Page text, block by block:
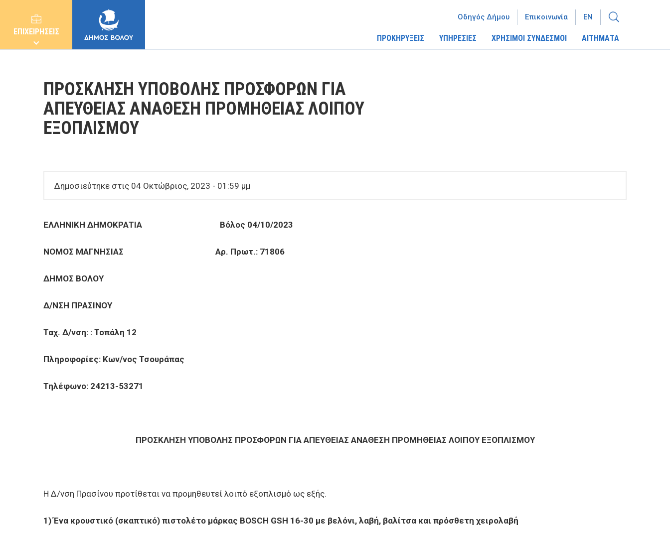
ΕΠΙΧΕΙΡΗΣΕΙΣ
ΕΠΙΧΕΙΡΗΣΕΙΣ
ΕΠΙΣΚΕΠΤΕΣ
ΠΡΟΚΗΡΥΞΕΙΣ ΥΠΗΡΕΣΙΕΣ ΧΡΗΣΙΜΟΙ ΣΥΝΔΕΣΜΟΙ ΑΙΤΗΜΑΤΑ
Οδηγός Δήμου Επικοινωνία EN
ΠΡΟΣΚΛΗΣΗ ΥΠΟΒΟΛΗΣ ΠΡΟΣΦΟΡΩΝ ΓΙΑ
ΑΠΕΥΘΕΙΑΣ ΑΝΑΘΕΣΗ ΠΡΟΜΗΘΕΙΑΣ ΛΟΙΠΟΥ
ΕΞΟΠΛΙΣΜΟΥ
Δημοσιεύτηκε στις 04 Οκτώβριος, 2023 - 01:59 μμ
ΕΛΛΗΝΙΚΗ ΔΗΜΟΚΡΑΤΙΑ Βόλος 04/10/2023
ΝΟΜΟΣ ΜΑΓΝΗΣΙΑΣ Αρ. Πρωτ.: 71806
ΔΗΜΟΣ ΒΟΛΟΥ
Δ/ΝΣΗ ΠΡΑΣΙΝΟΥ
Ταχ. Δ/νση: : Τοπάλη 12
Πληροφορίες: Κων/νος Τσουράπας
Τηλέφωνο: 24213-53271
ΠΡΟΣΚΛΗΣΗ ΥΠΟΒΟΛΗΣ ΠΡΟΣΦΟΡΩΝ ΓΙΑ ΑΠΕΥΘΕΙΑΣ ΑΝΑΘΕΣΗ ΠΡΟΜΗΘΕΙΑΣ ΛΟΙΠΟΥ ΕΞΟΠΛΙΣΜΟΥ
Η Δ/νση Πρασίνου προτίθεται να προμηθευτεί λοιπό εξοπλισμό ως εξής.
1) Ένα κρουστικό (σκαπτικό) πιστολέτο μάρκας BOSCH GSH 16-30 με βελόνι, λαβή, βαλίτσα και πρόσθετη χειρολαβή